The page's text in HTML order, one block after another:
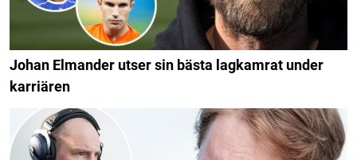
Johan Elmander utser sin bästa lagkamrat under
karriären